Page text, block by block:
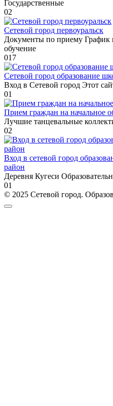
Государственные
02
Сетевой город первоуральск
Документы по приему График
обучение
017
Сетевой город образование
Вход в Сетевой город Этот
01
Прием граждан на начальное
Лучшие танцевальные
02
Вход в сетевой город
район
Деревня Кугеси
01
© 2025 Сетевой город.